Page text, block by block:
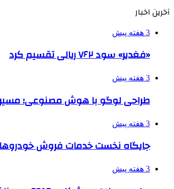
آخرین اخبار
3 هفته پیش
«فغدیر» سود ۷۶۲ ریالی تقسیم کرد
3 هفته پیش
طراحی لوگو با هوش مصنوعی؛ مسیر
3 هفته پیش
جایگاه نخست خدمات فروش
3 هفته پیش